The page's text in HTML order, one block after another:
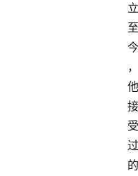
立
至
今
，
他
接
受
过
的